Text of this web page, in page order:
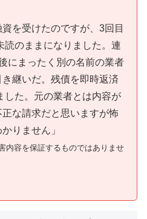
資を受けたのですが、3回目
読のままになりました。連
にまったく別の名前の業者
継いだ。残債を即時返済
した。元の業者とは内容が
な請求だと思いますが怖
りません」
内容を保証するものではありませ